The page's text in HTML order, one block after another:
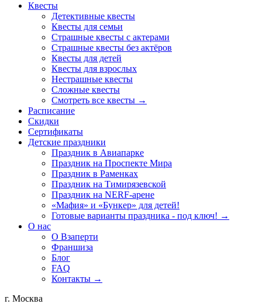
Квесты
Детективные квесты
Квесты для семьи
Страшные квесты с актерами
Страшные квесты без актёров
Квесты для детей
Квесты для взрослых
Нестрашные квесты
Сложные квесты
Смотреть все квесты →
Расписание
Скидки
Сертификаты
Детские праздники
Праздник в Авиапарке
Праздник на Проспекте Мира
Праздник в Раменках
Праздник на Тимирязевской
Праздник на NERF-арене
«Мафия» и «Бункер» для детей!
Готовые варианты праздника - под ключ! →
О нас
О Взаперти
Франшиза
Блог
FAQ
Контакты →
г. Москва